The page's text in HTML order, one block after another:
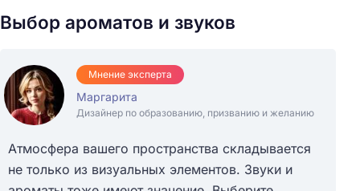
Выбор ароматов и звуков
Мнение эксперта
Маргарита
Дизайнер по образованию, призванию и желанию
Атмосфера вашего пространства складывается
не только из визуальных элементов. Звуки и
: